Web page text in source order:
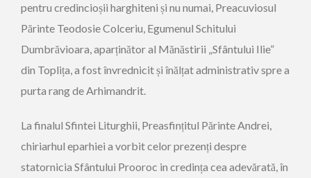
pentru credincioșii harghiteni și nu numai, Preacuviosul
Părinte Teodosie Colceriu, Egumenul Schitului
Dumbrăvioara, aparținător al Mănăstirii „Sfântului Ilie”
din Toplița, a fost învrednicit și înălțat administrativ spre a
purta rang de Arhimandrit.
La finalul Sfintei Liturghii, Preasfințitul Părinte Andrei,
chiriarhul eparhiei a vorbit celor prezenți despre
statornicia Sfântului Prooroc in credința cea adevărată, în